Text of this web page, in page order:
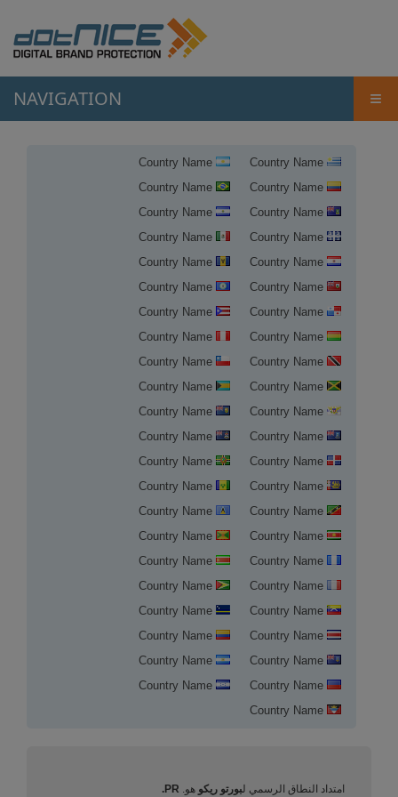
NAVIGATION ≡
Country Name
Country Name
Country Name
Country Name
Country Name
Country Name
Country Name
Country Name
Country Name
Country Name
Country Name
Country Name
Country Name
Country Name
Country Name
Country Name
Country Name
Country Name
Country Name
Country Name
Country Name
Country Name
Country Name
Country Name
Country Name
Country Name
Country Name
Country Name
Country Name
Country Name
Country Name
Country Name
Country Name
Country Name
Country Name
Country Name
Country Name
Country Name
Country Name
Country Name
Country Name
Country Name
Country Name
Country Name
Country Name
تسجيل النطاق في بورتو ريكو
امتداد النطاق الرسمي لبورتو ريكو هو. PR.